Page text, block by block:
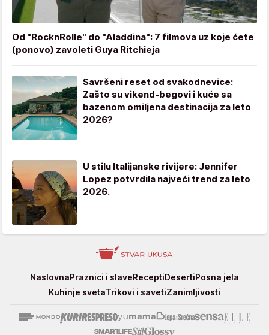
Od "RocknRolle" do "Aladdina": 7 filmova uz koje ćete
(ponovo) zavoleti Guya Ritchieja
Savršeni reset od svakodnevice:
Zašto su vikend-begovi i kuće sa
bazenom omiljena destinacija za leto
2026?
U stilu Italijanske rivijere: Jennifer
Lopez potvrdila najveći trend za leto
2026.
StvarNaslovnaPraznici i slaveReceptiDesertiPosna jela
Kuhinje svetaTrikovi i savetiZanimljivosti